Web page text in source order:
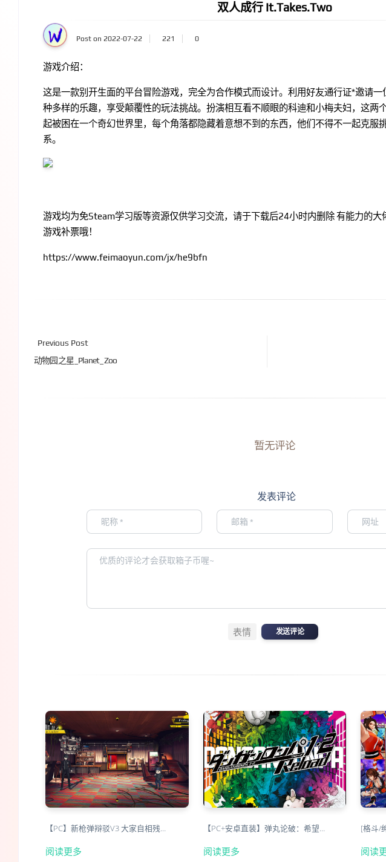
双人成行 It.Takes.Two
Post on 2022-07-22 221 0
游戏介绍：
这是一款别开生面的平台冒险游戏，完全为合作模式而设计。利用好友通行证*邀请
种多样的乐趣，享受颠覆性的玩法挑战。扮演相互看不顺眼的科迪和小梅夫妇，这两
起被困在一个奇幻世界里，每个角落都隐藏着意想不到的东西，他们不得不一起克服
系。
游戏均为免Steam学习版等资源仅供学习交流，请于下载后24小时内删除 有能力的
游戏补票哦！
https://www.feimaoyun.com/jx/he9bfn
Previous Post
动物园之星_Planet_Zoo
暂无评论
发表评论
表情 发送评论
【PC】新枪弹辩驳V3 大家自相残…
阅读更多
【PC+安卓直装】弹丸论破：希望…
阅读更多
[格斗/
阅读